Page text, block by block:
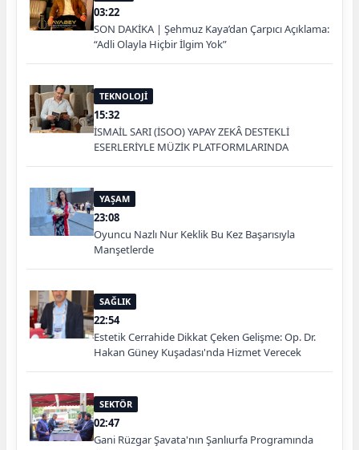
03:22
SON DAKİKA | Şehmuz Kaya’dan Çarpıcı Açıklama:
“Adli Olayla Hiçbir İlgim Yok”
TEKNOLOJİ
15:32
İSMAİL SARI (İSOO) YAPAY ZEKÂ DESTEKLİ
ESERLERİYLE MÜZİK PLATFORMLARINDA
YAŞAM
23:08
Oyuncu Nazlı Nur Keklik Bu Kez Başarısıyla
Manşetlerde
SAĞLIK
22:54
Estetik Cerrahide Dikkat Çeken Gelişme: Op. Dr.
Hakan Güney Kuşadası'nda Hizmet Verecek
SEKTÖR
02:47
Gani Rüzgar Şavata'nın Şanlıurfa Programında